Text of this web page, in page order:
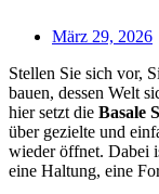
März 29, 2026
Stellen Sie sich vor,
bauen, dessen Welt
hier setzt die Basale
über gezielte und
wieder öffnet. Dabei
eine Haltung, eine